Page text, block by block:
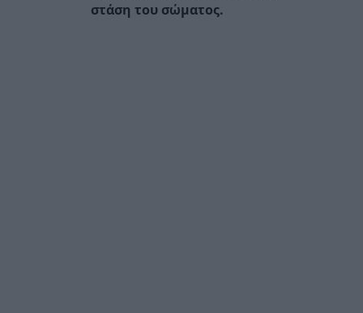
στάση του σώματος.